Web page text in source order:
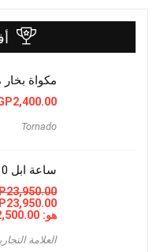
مكواة بخار
2,400.00
Tornado
ساعة ابل 10 | ساعة ابل الجديدة
23,950.00
هو: EGP22,500.00.
العلامة